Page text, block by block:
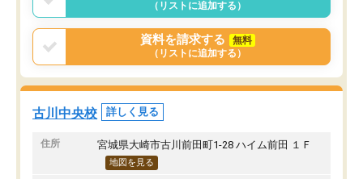
（リストに追加する）
資料を請求する
無料
（リストに追加する）
古川中央校 詳しく見る
住所 宮城県大崎市古川前田町1-28 ハイム前田 １Ｆ
地図を見る